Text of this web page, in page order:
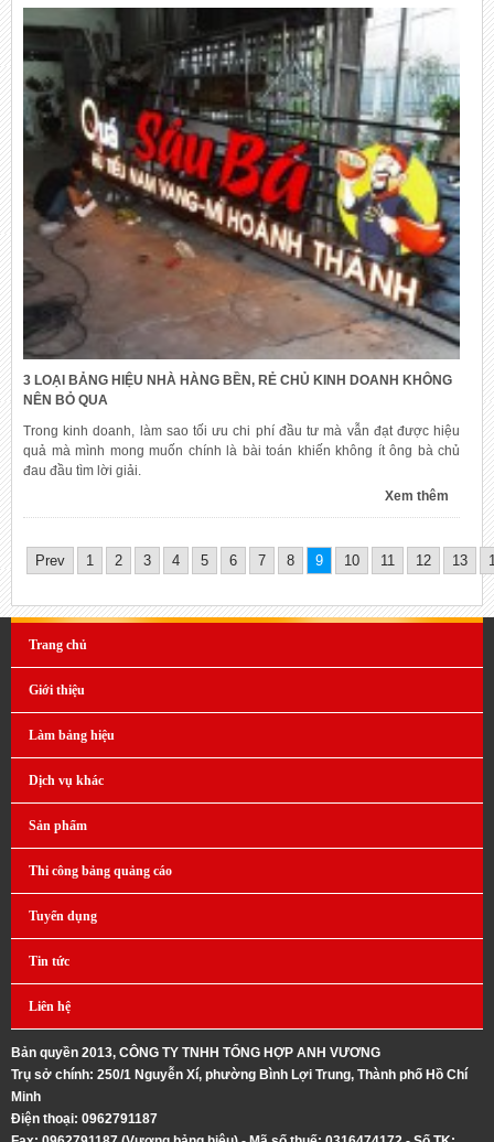
3 LOẠI BẢNG HIỆU NHÀ HÀNG BỀN, RẺ CHỦ KINH DOANH KHÔNG
NÊN BỎ QUA
Trong kinh doanh, làm sao tối ưu chi phí đầu tư mà vẫn đạt được hiệu
quả mà mình mong muốn chính là bài toán khiến không ít ông bà chủ
đau đầu tìm lời giải.
Xem thêm
Prev 1 2 3 4 5 6 7 8 9 10 11 12 13
Trang chủ
Giới thiệu
Làm bảng hiệu
Dịch vụ khác
Sản phẩm
Thi công bảng quảng cáo
Tuyển dụng
Tin tức
Liên hệ
Bản quyền 2013, CÔNG TY TNHH TỔNG HỢP ANH VƯƠNG
Trụ sở chính: 250/1 Nguyễn Xí, phường Bình Lợi Trung, Thành phố Hồ Chí
Minh
Điện thoại: 0962791187